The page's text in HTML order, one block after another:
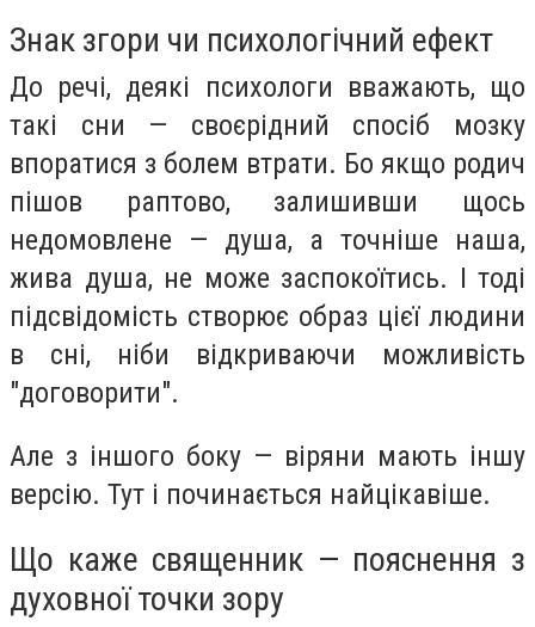
Знак згори чи психологічний ефект
До речі, деякі психологи вважають, що
такі сни — своєрідний спосіб мозку
впоратися з болем втрати. Бо якщо родич
пішов раптово, залишивши щось
недомовлене — душа, а точніше наша,
жива душа, не може заспокоїтись. І тоді
підсвідомість створює образ цієї людини
в сні, ніби відкриваючи можливість
"договорити".
Але з іншого боку — віряни мають іншу
версію. Тут і починається найцікавіше.
Що каже священник — пояснення з
духовної точки зору